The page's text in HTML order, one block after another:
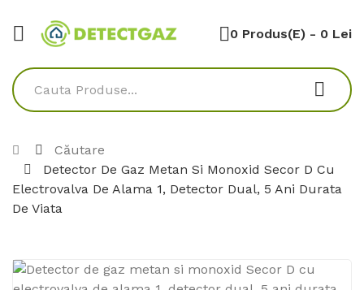
0 Produs(e) - 0 Lei
Căutare
Detector De Gaz Metan Si Monoxid Secor D Cu
Electrovalva De Alama 1, Detector Dual, 5 Ani Durata
De Viata